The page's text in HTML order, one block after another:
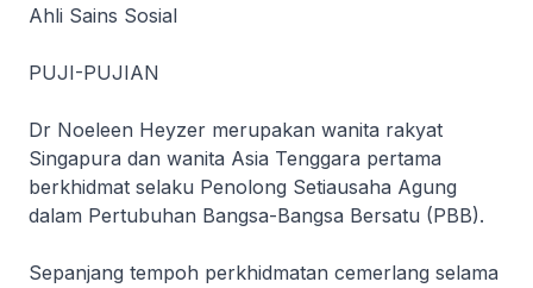
Ahli Sains Sosial
PUJI-PUJIAN
Dr Noeleen Heyzer merupakan wanita rakyat
Singapura dan wanita Asia Tenggara pertama
berkhidmat selaku Penolong Setiausaha Agung
dalam Pertubuhan Bangsa-Bangsa Bersatu (PBB).
Sepanjang tempoh perkhidmatan cemerlang selama